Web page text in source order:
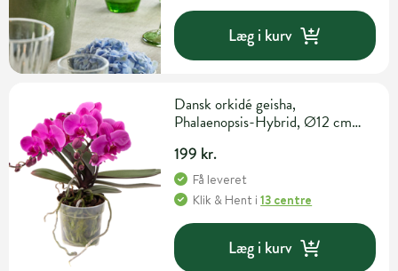
Læg i kurv
Dansk orkidé geisha,
Phalaenopsis-Hybrid, Ø12 cm
199 kr.
Få leveret
Klik & Hent i13 centre
Læg i kurv